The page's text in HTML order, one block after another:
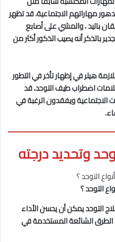
مهاراتهم الاجتماعية، قد تظهر
باليد ، والمشي على أصابع
بالذكر أنه يصيب الذكور أكثر من
هيلر في إظهار تأخر في التطور
اضطراب طيف التوحد، قد
الاجتماعية ويفقدون الرغبة في
وتحديد درجته
التوحد ؟
التوحد يمكن أن يحسن الأداء
الشائعة المستخدمة في